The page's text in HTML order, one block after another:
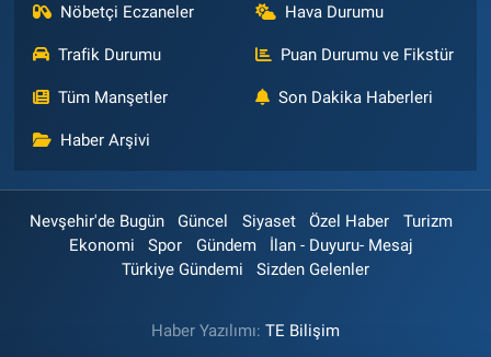
Nöbetçi Eczaneler Hava Durumu
Trafik Durumu Puan Durumu ve Fikstür
Tüm Manşetler Son Dakika Haberleri
Haber Arşivi
Nevşehir'de Bugün Güncel Siyaset Özel Haber
Turizm
Ekonomi
Spor Gündem
İlan - Duyuru- Mesaj
Türkiye Gündemi
Sizden Gelenler
Haber Yazılımı: TE Bilişim